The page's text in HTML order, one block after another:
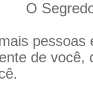
O
pessoas
de você,